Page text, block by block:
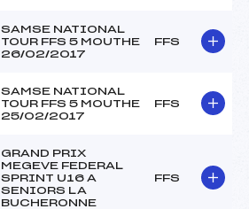
SAMSE NATIONAL
TOUR FFS 5 MOUTHE
26/02/2017
FFS
SAMSE NATIONAL
TOUR FFS 5 MOUTHE
25/02/2017
FFS
GRAND PRIX
MEGEVE FEDERAL
SPRINT U16 A
SENIORS LA
BUCHERONNE
FFS